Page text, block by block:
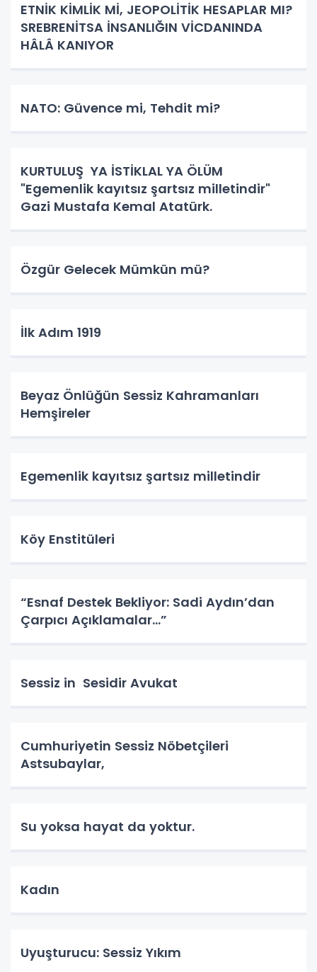
ETNİK KİMLİK Mİ, JEOPOLİTİK HESAPLAR MI?
SREBRENİTSA İNSANLIĞIN VİCDANINDA
HÂLÂ KANIYOR
NATO: Güvence mi, Tehdit mi?
KURTULUŞ YA İSTİKLAL YA ÖLÜM
"Egemenlik kayıtsız şartsız milletindir"
Gazi Mustafa Kemal Atatürk.
Özgür Gelecek Mümkün mü?
İlk Adım 1919
Beyaz Önlüğün Sessiz Kahramanları
Hemşireler
Egemenlik kayıtsız şartsız milletindir
Köy Enstitüleri
“Esnaf Destek Bekliyor: Sadi Aydın’dan
Çarpıcı Açıklamalar…”
Sessiz in Sesidir Avukat
Cumhuriyetin Sessiz Nöbetçileri
Astsubaylar,
Su yoksa hayat da yoktur.
Kadın
Uyuşturucu: Sessiz Yıkım